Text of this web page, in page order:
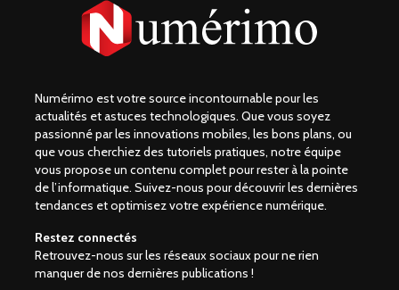
Numérimo est votre source incontournable pour les
actualités et astuces technologiques. Que vous soyez
passionné par les innovations mobiles, les bons plans, ou
que vous cherchiez des tutoriels pratiques, notre équipe
vous propose un contenu complet pour rester à la pointe
de l’informatique. Suivez-nous pour découvrir les dernières
tendances et optimisez votre expérience numérique.
Restez connectés
Retrouvez-nous sur les réseaux sociaux pour ne rien
manquer de nos dernières publications !